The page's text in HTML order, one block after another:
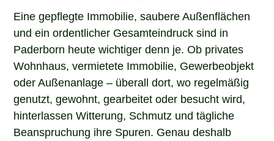
Eine gepflegte Immobilie, saubere Außenflächen
und ein ordentlicher Gesamteindruck sind in
Paderborn heute wichtiger denn je. Ob privates
Wohnhaus, vermietete Immobilie, Gewerbeobjekt
oder Außenanlage – überall dort, wo regelmäßig
genutzt, gewohnt, gearbeitet oder besucht wird,
hinterlassen Witterung, Schmutz und tägliche
Beanspruchung ihre Spuren. Genau deshalb